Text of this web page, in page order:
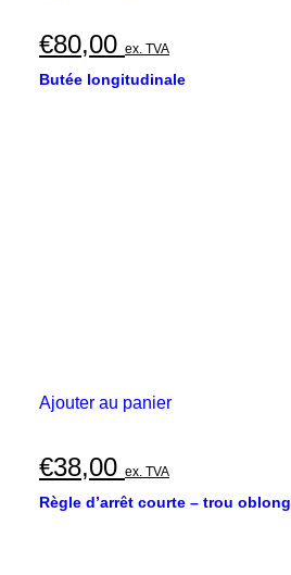
€80,00 ex. TVA
Butée longitudinale
Ajouter au panier
€38,00 ex. TVA
Règle d’arrêt courte – trou oblong